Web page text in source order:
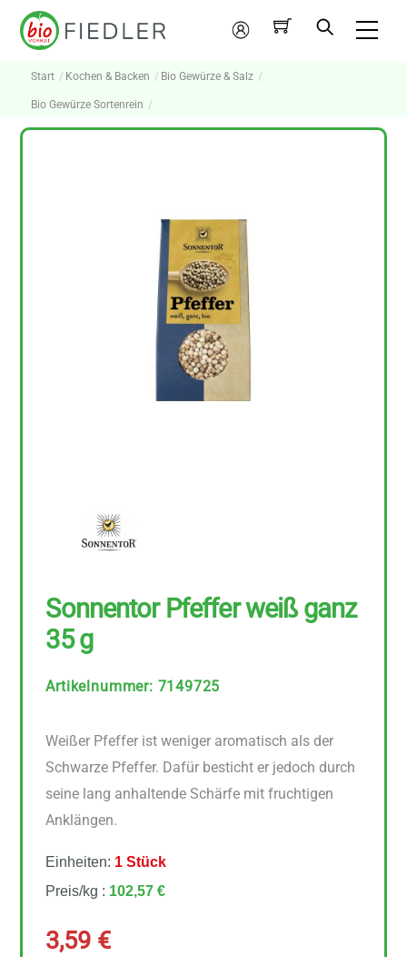
Skip
Mein
Konto
Start Kochen & Backen Bio Gewürze & Salz
Bio Gewürze Sortenrein
Sonnentor Pfeffer weiß ganz
35 g
Artikelnummer: 7149725
Weißer Pfeffer ist weniger aromatisch als der
Schwarze Pfeffer. Dafür besticht er jedoch durch
seine lang anhaltende Schärfe mit fruchtigen
Anklängen.
Einheiten: 1 Stück
Preis/kg : 102,57 €
3,59 €